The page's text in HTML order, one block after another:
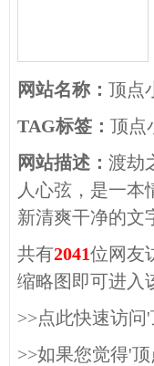
网站名称： 顶点
TAG标签： 顶点
网站描述： 渡劫
人心弦，是一
新清爽干净的文
共有2041位网友
缩略图即可进入
>>点此快速访问
>>如果您觉得'